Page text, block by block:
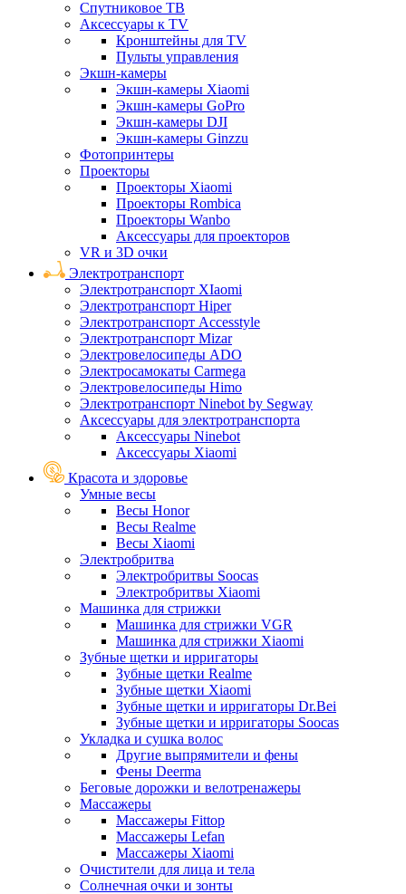
Спутниковое ТВ
Аксессуары к TV
Кронштейны для TV
Пульты управления
Экшн-камеры
Экшн-камеры Xiaomi
Экшн-камеры GoPro
Экшн-камеры DJI
Экшн-камеры Ginzzu
Фотопринтеры
Проекторы
Проекторы Xiaomi
Проекторы Rombica
Проекторы Wanbo
Аксессуары для проекторов
VR и 3D очки
Электротранспорт
Электротранспорт XIaomi
Электротранспорт Hiper
Электротранспорт Accesstyle
Электротранспорт Mizar
Электровелосипеды ADO
Электросамокаты Carmega
Электровелосипеды Himo
Электротранспорт Ninebot by Segway
Аксессуары для электротранспорта
Аксессуары Ninebot
Аксессуары Xiaomi
Красота и здоровье
Умные весы
Весы Honor
Весы Realme
Весы Xiaomi
Электробритва
Электробритвы Soocas
Электробритвы Xiaomi
Машинка для стрижки
Машинка для стрижки VGR
Машинка для стрижки Xiaomi
Зубные щетки и ирригаторы
Зубные щетки Realme
Зубные щетки Xiaomi
Зубные щетки и ирригаторы Dr.Bei
Зубные щетки и ирригаторы Soocas
Укладка и сушка волос
Другие выпрямители и фены
Фены Deerma
Беговые дорожки и велотренажеры
Массажеры
Массажеры Fittop
Массажеры Lefan
Массажеры Xiaomi
Очистители для лица и тела
Солнечная очки и зонты